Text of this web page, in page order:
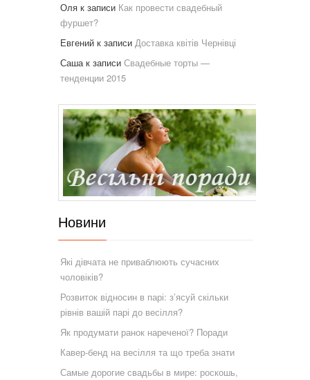
Оля к записи Как провести свадебный
фуршет?
Евгений к записи Доставка квітів Чернівці
Сашак записи Свадебные торты —
тенденции 2015
Новини
Які дівчата не приваблюють сучасних
чоловіків?
Розвиток відносин в парі: з’ясуй скільки
рівнів вашій парі до весілля?
Як продумати ранок нареченої? Поради
Кавер-бенд на весілля та що треба знати
Самые дорогие свадьбы в мире: роскошь,